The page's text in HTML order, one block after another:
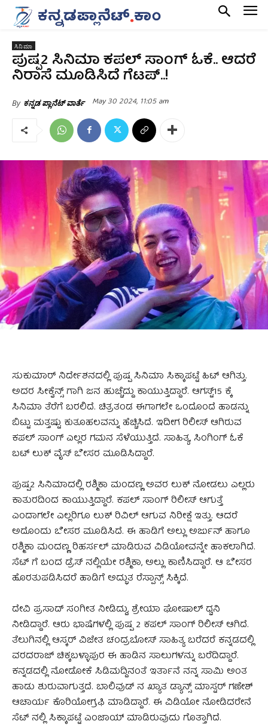
ಸಿನಿಮಾ
ಪುಷ್ಪ2 ಸಿನಿಮಾ ಕಪಲ್ ಸಾಂಗ್ ಓಕೆ.. ಆದರೆ
ನಿರಾಸೆ ಮೂಡಿಸಿದೆ ಗೆಟಪ್..!
By ಕನ್ನಡ ಪ್ಲಾನೆಟ್ ವಾರ್ತೆ May 30 2024, 11:05 am
ಸುಕುಮಾರ್ ನಿರ್ದೇಶನದಲ್ಲಿ ಪುಷ್ಪ ಸಿನಿಮಾ ಸಿಕ್ಕಾಪಟ್ಟೆ ಹಿಟ್ ಆಗಿತ್ತು.
ಅದರ ಸೀಕ್ವೆನ್ಸ್ ಗಾಗಿ ಜನ ಹುಚ್ಚೆದ್ದು ಕಾಯುತ್ತಿದ್ದಾರೆ. ಆಗಸ್ಟ್15 ಕ್ಕೆ
ಸಿನಿಮಾ ತೆರೆಗೆ ಬರಲಿದೆ. ಚಿತ್ರತಂಡ ಈಗಾಗಲೇ ಒಂದೊಂದೆ ಹಾಡನ್ನು
ಬಿಟ್ಟು ಮತ್ತಷ್ಟು ಕುತೂಹಲವನ್ನು ಹೆಚ್ಚಿಸಿದೆ. ಇದೀಗ ರಿಲೀಸ್ ಆಗಿರುವ
ಕಪಲ್ ಸಾಂಗ್ ಎಲ್ಲರ ಗಮನ ಸೆಳೆಯುತ್ತಿದೆ. ಸಾಹಿತ್ಯ, ಸಿಂಗಿಂಗ್ ಓಕೆ
ಬಟ್ ಲುಕ್ ವೈಸ್ ಬೇಸರ ಮೂಡಿಸಿದ್ದಾರೆ.
ಪುಷ್ಪ2 ಸಿನಿಮಾದಲ್ಲಿ ರಶ್ಮಿಕಾ ಮಂದಣ್ಣ ಅವರ ಲುಕ್ ನೋಡಲು ಎಲ್ಲರು
ಕಾತುರದಿಂದ ಕಾಯುತ್ತಿದ್ದಾರೆ. ಕಪಲ್ ಸಾಂಗ್ ರಿಲೀಸ್ ಆಗುತ್ತೆ
ಎಂದಾಗಲೇ ಎಲ್ಲರಿಗೂ ಲುಕ್ ರಿವಿಲ್ ಆಗುವ ನಿರೀಕ್ಷೆ ಇತ್ತು. ಆದರೆ
ಅದೊಂದು ಬೇಸರ ಮೂಡಿಸಿದೆ. ಈ ಹಾಡಿಗೆ ಅಲ್ಲು ಅರ್ಜುನ್ ಹಾಗೂ
ರಶ್ಮಿಕಾ ಮಂದಣ್ಣ ರಿಹರ್ಸಲ್ ಮಾಡಿರುವ ವಿಡಿಯೋವನ್ನೇ ಹಾಕಲಾಗಿದೆ.
ಸೆಟ್ ಗೆ ಬಂದ ಡ್ರೆಸ್ ನಲ್ಲಿಯೇ ರಶ್ಮಿಕಾ, ಅಲ್ಲು ಕಾಣಿಸಿದ್ದಾರೆ. ಆ ಬೇಸರ
ಹೊರತುಪಡಿಸಿದರೆ ಹಾಡಿಗೆ ಅದ್ಭುತ ರೆಸ್ಪಾನ್ಸ್ ಸಿಕ್ಕಿದೆ.
ದೇವಿ ಪ್ರಸಾದ್ ಸಂಗೀತ ನೀಡಿದ್ದು, ಶ್ರೇಯಾ ಘೋಷಾಲ್ ಧ್ವನಿ
ನೀಡಿದ್ದಾರೆ. ಆರು ಭಾಷೆಗಳಲ್ಲಿ ಪುಷ್ಪ 2 ಕಪಲ್ ಸಾಂಗ್ ರಿಲೀಸ್ ಆಗಿದೆ.
‌ತೆಲುಗಿನಲ್ಲಿ ಆಸ್ಕರ್ ವಿಜೇತ ಚಂದ್ರಬೋಸ್ ಸಾಹಿತ್ಯ ಬರೆದರೆ ಕನ್ನಡದಲ್ಲಿ
ವರದರಾಜ್ ಚಿಕ್ಕಬಳ್ಳಾಪುರ ಈ ಹಾಡಿನ ಸಾಲುಗಳನ್ನು ಬರೆದಿದ್ದಾರೆ.
ಕನ್ನಡದಲ್ಲಿ ನೋಡೋಕೆ ಸಿಡಿಮದ್ದಿನಂತೆ ಇರ್ತಾನೆ ನನ್ನ ಸಾಮಿ ಅಂತ
ಹಾಡು ಶುರುವಾಗುತ್ತದೆ. ಬಾಲಿವುಡ್ ನ ಖ್ಯಾತ ಡ್ಯಾನ್ಸ್ ಮಾಸ್ಟರ್‌ ಗಣೇಶ್
ಆಚಾರ್ಯ ಕೊರಿಯೋಗ್ರಫಿ ಮಾಡಿದ್ದಾರೆ. ಈ ವಿಡಿಯೋ ನೋಡಿದರೇನೆ
ಸೆಟ್ ನಲ್ಲಿ ಸಿಕ್ಕಾಪಟ್ಟೆ ಎಂಜಾಯ್ ಮಾಡಿರುವುದು ಗೊತ್ತಾಗಿದೆ.